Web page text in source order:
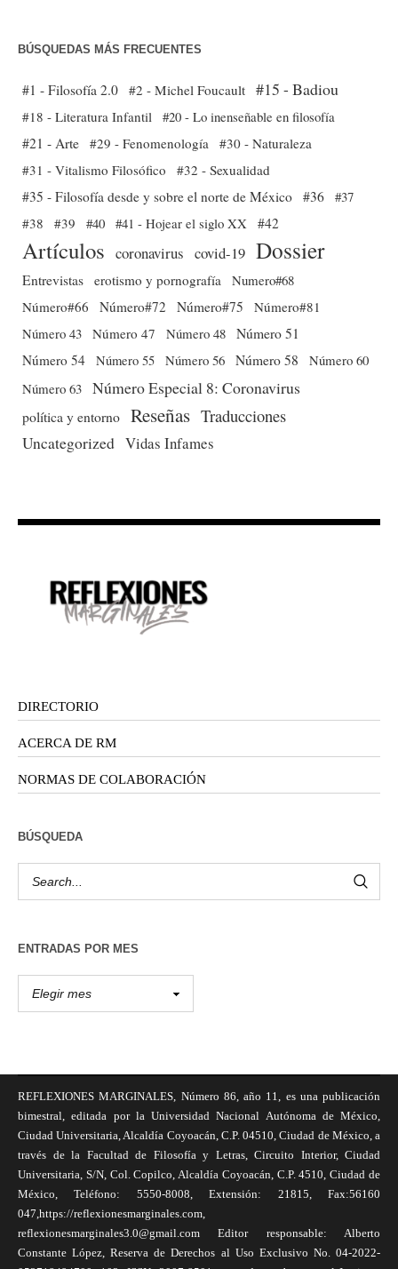
BÚSQUEDAS MÁS FRECUENTES
#1 - Filosofía 2.0 #2 - Michel Foucault #15 - Badiou
#18 - Literatura Infantil #20 - Lo inenseñable en filosofía
#21 - Arte #29 - Fenomenología
#30 - Naturaleza
#31 - Vitalismo Filosófico
#32 - Sexualidad
#35 - Filosofía desde y sobre el norte de México #36 #37
#38
#39 #40 #41 - Hojear el siglo XX #42
Artículos coronavirus covid-19 Dossier
Entrevistas erotismo y pornografía
Numero#68
Número#66
Número#72 Número#75
Número#81
Número 43 Número 47 Número 48 Número 51
Número 54 Número 55 Número 56 Número 58
Número 60
Número 63 Número Especial 8: Coronavirus
política y entorno Reseñas Traducciones
Uncategorized Vidas Infames
DIRECTORIO
ACERCA DE RM
NORMAS DE COLABORACIÓN
BÚSQUEDA
ENTRADAS POR MES
REFLEXIONES MARGINALES, Número 86, año 11, es una publicación
bimestral, editada por la Universidad Nacional Autónoma de México,
Ciudad Universitaria, Alcaldía Coyoacán, C.P. 04510, Ciudad de México, a
través de la Facultad de Filosofía y Letras, Circuito Interior, Ciudad
Universitaria, S/N, Col. Copilco, Alcaldía Coyoacán, C.P. 4510, Ciudad de
México, Teléfono: 5550-8008, Extensión: 21815, Fax:56160
047,https://reflexionesmarginales.com,
reflexionesmarginales3.0@gmail.com Editor responsable: Alberto
Constante López, Reserva de Derechos al Uso Exclusivo No. 04-2022-